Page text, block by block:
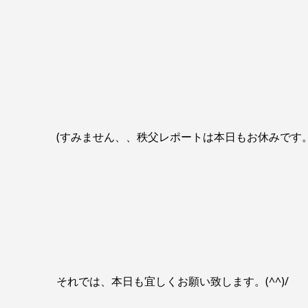
(すみません、、秩父レポートは本日もお休みです
それでは、本日も宜しくお願い致します。(^^)/